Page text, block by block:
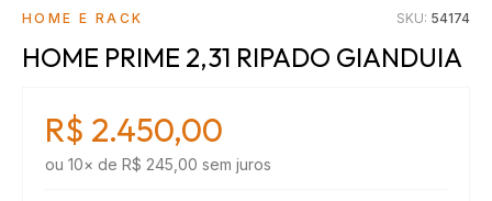
HOME E RACK SKU: 54174
HOME PRIME 2,31 RIPADO GIANDUIA
R$ 2.450,00
ou 10× de R$ 245,00 sem juros